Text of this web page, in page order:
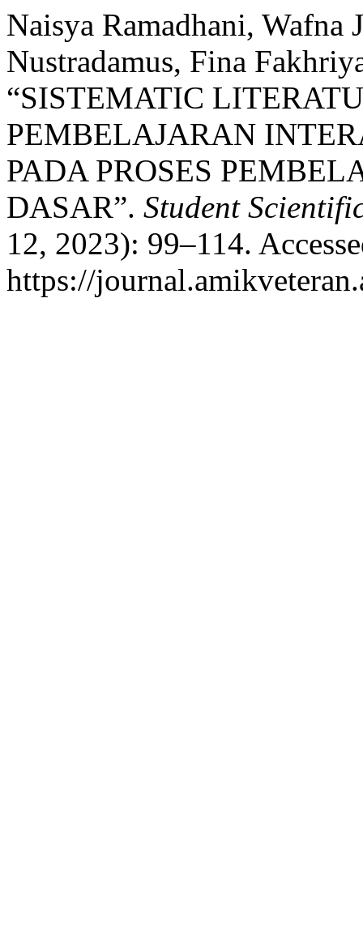
Naisya Ramadhani, Wafna
Nustradamus, Fina
“SISTEMATIC
PEMBELAJARAN
PADA PROSES
DASAR”. Student
12, 2023): 99–114.
https://